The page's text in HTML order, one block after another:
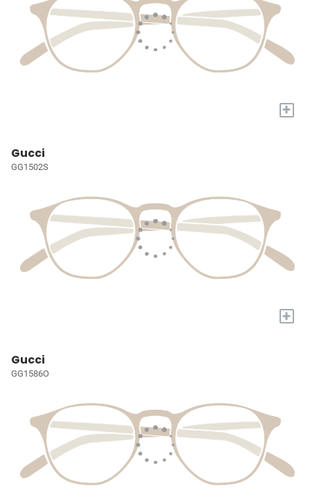
+
Gucci
GG1502S
+
Gucci
GG1586O